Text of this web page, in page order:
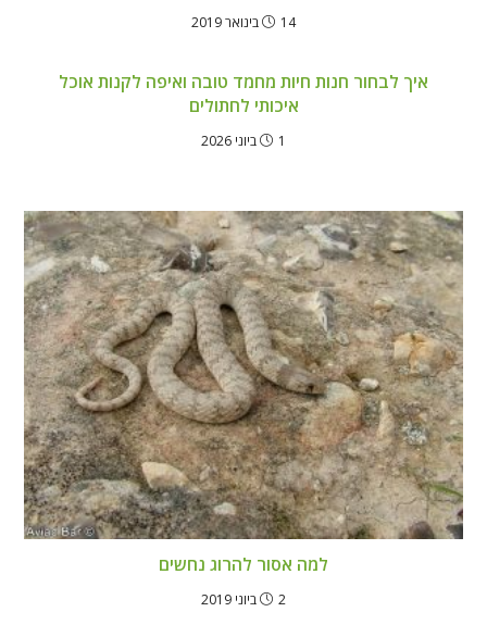
14 בינואר 2019
איך לבחור חנות חיות מחמד טובה ואיפה לקנות אוכל
איכותי לחתולים
1 ביוני 2026
למה אסור להרוג נחשים
2 ביוני 2019